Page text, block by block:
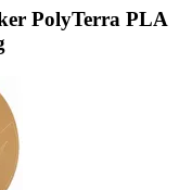
PolyTerra PLA